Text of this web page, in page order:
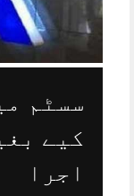
سسٹم
کیے
اجرا